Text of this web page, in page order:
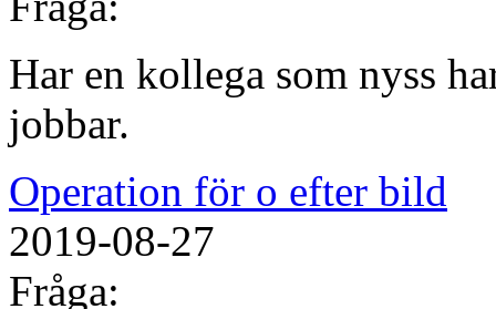
Har en kollega som nyss
jobbar.
Operation för o efter bild
2019-08-27
Fråga: